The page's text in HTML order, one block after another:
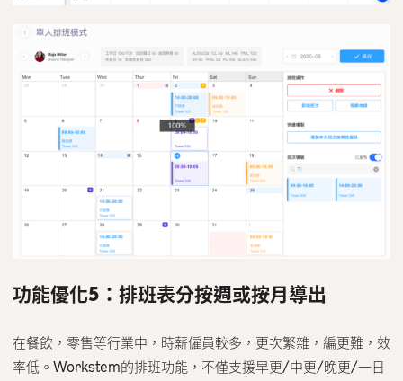
功能優化5：排班表分按週或按月導出
在餐飲，零售等行業中，時薪僱員較多，更次繁雜，編更難，效
率低。Workstem的排班功能，不僅支援早更/中更/晚更/一日